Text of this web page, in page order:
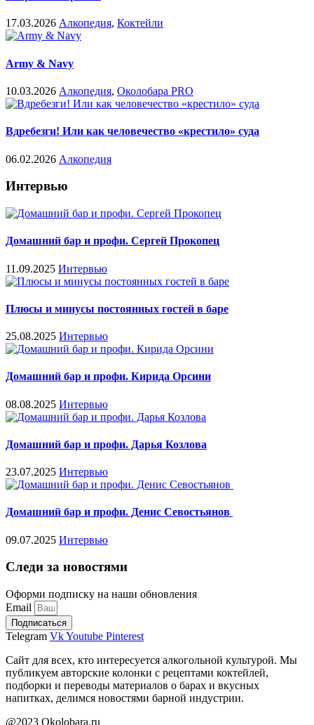
17.03.2026 Алкопедия, Коктейли
Army & Navy
10.03.2026 Алкопедия, Околобара PRO
Вдребезги! Или как человечество «крестило» суда
06.02.2026 Алкопедия
Интервью
Домашний бар и профи. Сергей Прокопец
11.09.2025 Интервью
Плюсы и минусы постоянных гостей в баре
25.08.2025 Интервью
Домашний бар и профи. Кирида Орсини
08.08.2025 Интервью
Домашний бар и профи. Дарья Козлова
23.07.2025 Интервью
Домашний бар и профи. Денис Севостьянов
09.07.2025 Интервью
Следи за новостями
Оформи подписку на наши обновления
Email
Подписаться
Telegram VkYoutube Pinterest
Сайт для всех, кто интересуется алкогольной культурой. Мы
публикуем авторские колонки с рецептами коктейлей,
подборки и переводы материалов о барах и вкусных
напитках, делимся новостями барной индустрии.
@2023 Okolobara.ru